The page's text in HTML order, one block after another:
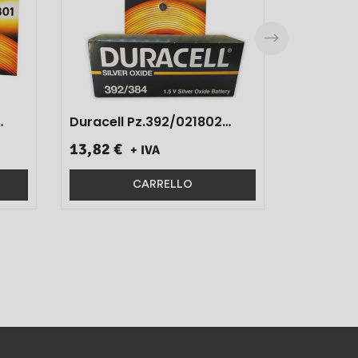
Duracell Pz.392/021802
13,82 € + IVA
CARRELLO